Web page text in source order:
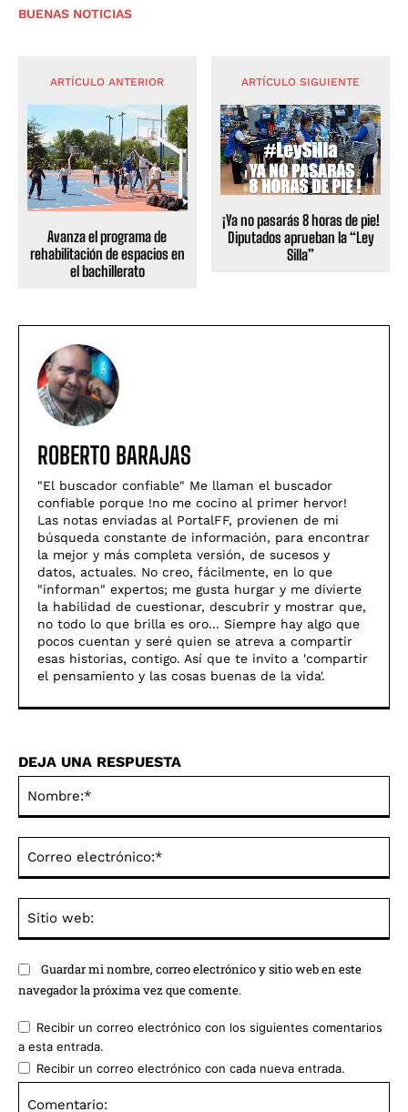
BUENAS NOTICIAS
ARTÍCULO ANTERIOR
Avanza el programa de
rehabilitación de espacios en
el bachillerato
ARTÍCULO SIGUIENTE
¡Ya no pasarás 8 horas de pie!
Diputados aprueban la “Ley
Silla”
ROBERTO BARAJAS
"El buscador confiable" Me llaman el buscador
confiable porque !no me cocino al primer hervor!
Las notas enviadas al PortalFF, provienen de mi
búsqueda constante de información, para encontrar
la mejor y más completa versión, de sucesos y
datos, actuales. No creo, fácilmente, en lo que
"informan" expertos; me gusta hurgar y me divierte
la habilidad de cuestionar, descubrir y mostrar que,
no todo lo que brilla es oro... Siempre hay algo que
pocos cuentan y seré quien se atreva a compartir
esas historias, contigo. Así­ que te invito a 'compartir
el pensamiento y las cosas buenas de la vida'.
DEJA UNA RESPUESTA
Guardar mi nombre, correo electrónico y sitio web en este
navegador la próxima vez que comente.
Recibir un correo electrónico con los siguientes comentarios
a esta entrada.
Recibir un correo electrónico con cada nueva entrada.